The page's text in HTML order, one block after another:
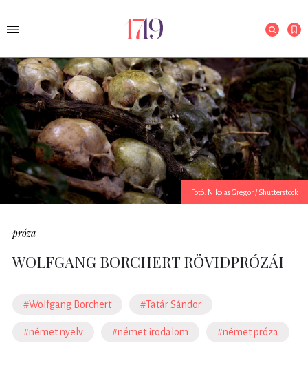
Fotó: Nikolas Gregor / Shutterstock
próza
WOLFGANG BORCHERT RÖVIDPRÓZÁI
#Wolfgang Borchert #Tatár Sándor
#német nyelv #német irodalom #német próza